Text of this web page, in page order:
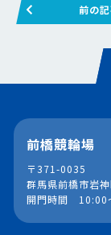
前の
前橋競輪場
〒371-0035
群馬県前橋市岩
開門時間 10:00